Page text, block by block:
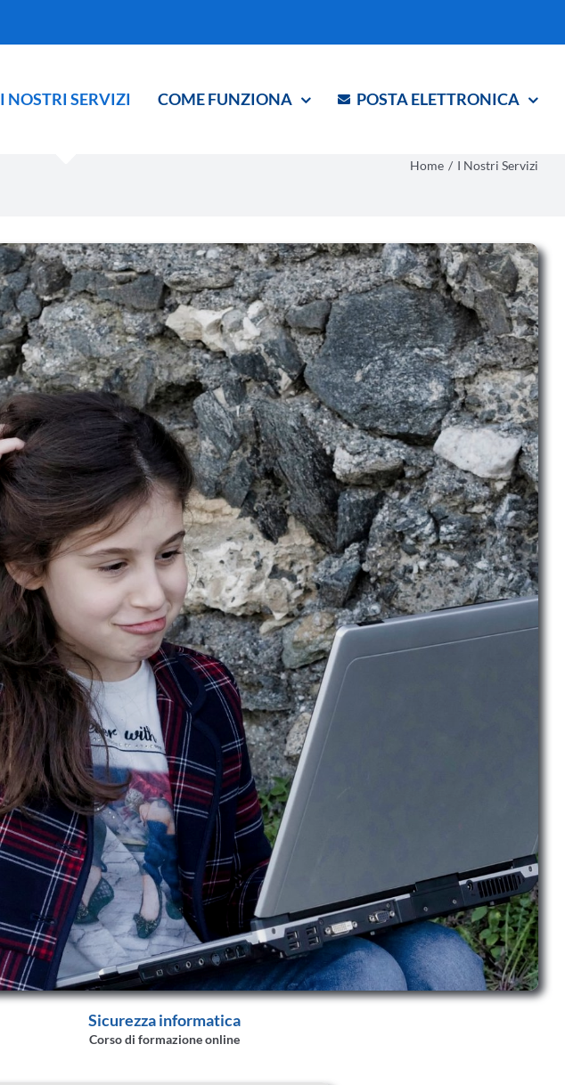
I NOSTRI SERVIZI COME FUNZIONA POSTA ELETTRONICA
Home I Nostri Servizi
Sicurezza informatica
Corso di formazione online